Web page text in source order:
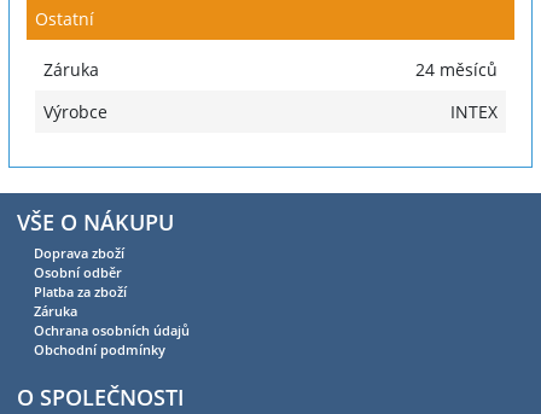
Ostatní
Záruka
24 měsíců
Výrobce
INTEX
VŠE O NÁKUPU
Doprava zboží
Osobní odběr
Platba za zboží
Záruka
Ochrana osobních údajů
Obchodní podmínky
O SPOLEČNOSTI